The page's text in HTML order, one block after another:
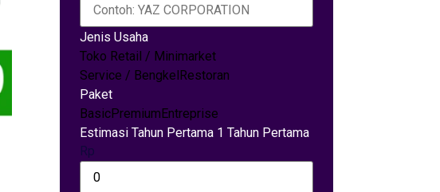
Jenis Usaha
Toko Retail / Minimarket
Service / BengkelRestoran
Paket
BasicPremiumEntreprise
Estimasi Tahun Pertama 1 Tahun Pertama
Rp